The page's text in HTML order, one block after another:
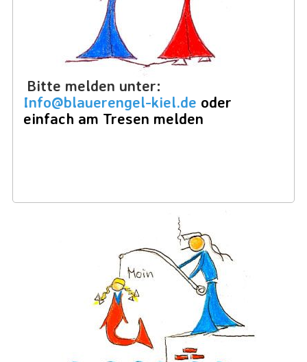
Bitte melden unter:
Info@blauerengel-kiel.de oder
einfach am Tresen melden